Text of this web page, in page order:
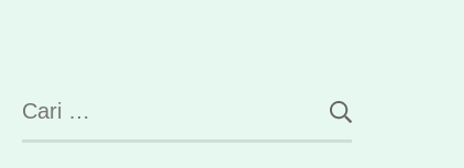
Cari
untuk: